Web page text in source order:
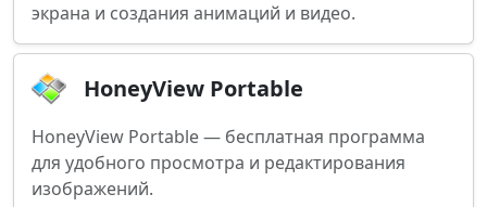
экрана и создания анимаций и видео.
HoneyView Portable
HoneyView Portable — бесплатная программа
для удобного просмотра и редактирования
изображений.